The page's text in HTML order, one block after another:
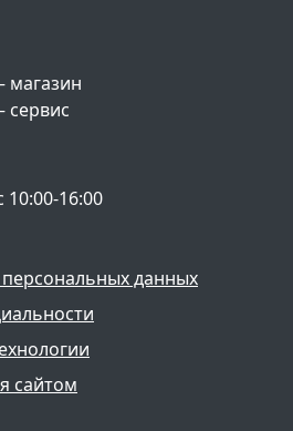
магазин
сервис
10:00-16:00
данных
сайтом